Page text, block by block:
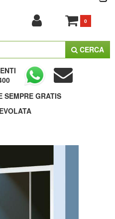
0
CERCA
SEMPRE GRATIS